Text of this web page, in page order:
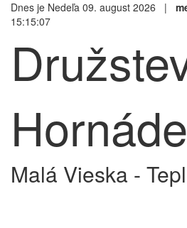
Dnes je Nedeľa 09. august 2026 |
15:15:07
Hornáde
Malá Vieska -